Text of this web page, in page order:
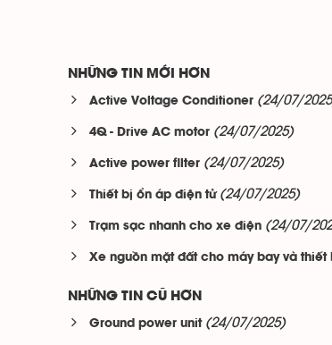
NHỮNG TIN MỚI HƠN
Active Voltage Conditioner (24/07/
4Q - Drive AC motor (24/07/2025)
Active power filter (24/07/2025)
Thiết bị ổn áp điện tử (24/07/2025)
Trạm sạc nhanh cho xe điện (24/07/
Xe nguồn mặt đất cho máy bay và thiết
NHỮNG TIN CŨ HƠN
Ground power unit (24/07/2025)